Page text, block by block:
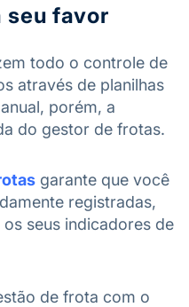
seu favor
todo o controle de
através de planilhas
porém, a
do gestor de frotas.
garante que você
registradas,
seus indicadores de
de frota com o